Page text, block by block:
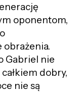
oponentom,
obrażenia.
Gabriel nie
dobry,
nie są